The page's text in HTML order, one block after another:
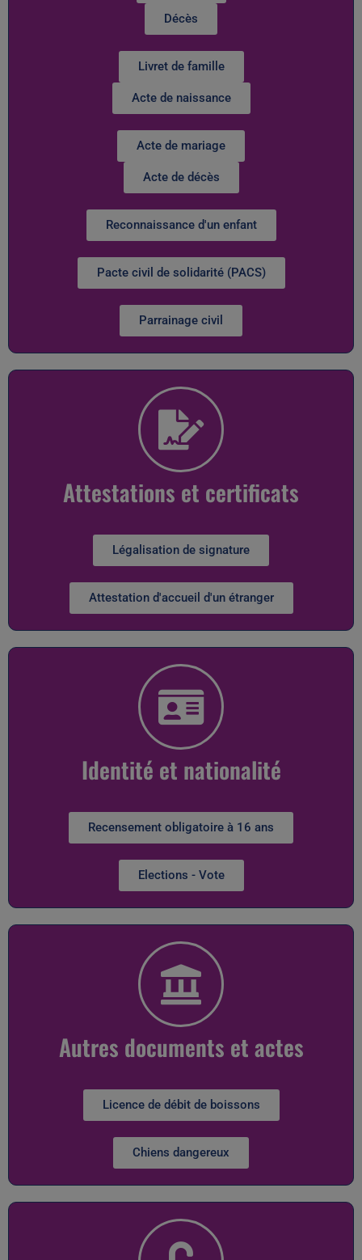
Décès
Livret de famille
Acte de naissance
Acte de mariage
Acte de décès
Reconnaissance d'un enfant
Pacte civil de solidarité (PACS)
Parrainage civil
Attestations et certificats
Légalisation de signature
Attestation d'accueil d'un étranger
Identité et nationalité
Recensement obligatoire à 16 ans
Elections - Vote
Autres documents et actes
Licence de débit de boissons
Chiens dangereux